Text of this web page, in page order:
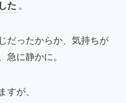
た 。
だったからか、気持ちが
急に静かに。
すが、